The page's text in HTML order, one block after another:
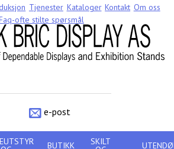
e-post
Tjenester Kataloger Kontakt Om oss
ofte stilte spørsmål
BUTIKK SKILT